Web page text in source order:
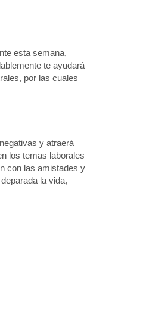
esta semana,
te ayudará
por las cuales
y atraerá
los temas laborales
con las amistades y
la vida,